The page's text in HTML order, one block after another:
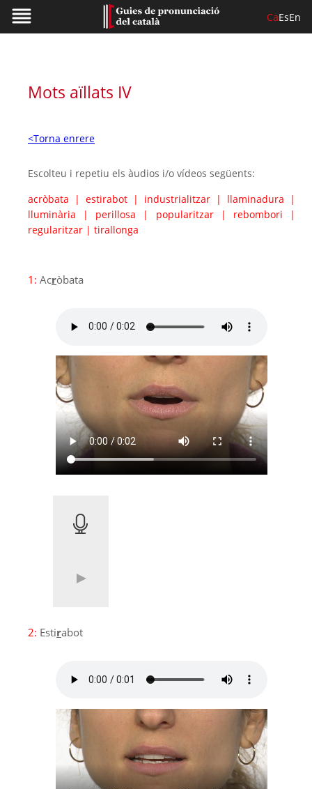
CaEsEn
Mots aïllats IV
<Torna enrere
Escolteu i repetiu els àudios i/o vídeos següents:
acròbata
| estirabot | industrialitzar | llaminadura
|
lluminària
| perillosa | popularitzar | rebombori
|
regularitzar | tirallonga
1: Acròbata
2: Estirabot